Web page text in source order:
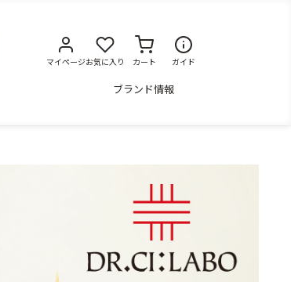
マイページお気に入り カート ガイド
ブランド情報